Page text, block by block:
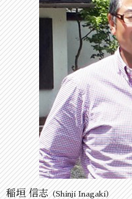
稲垣 信志（Shinji Inagaki）